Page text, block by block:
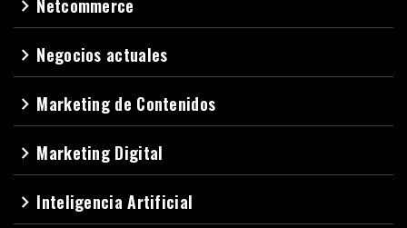
navigate_next Netcommerce
navigate_next Negocios actuales
navigate_next Marketing de Contenidos
navigate_next Marketing Digital
navigate_next Inteligencia Artificial